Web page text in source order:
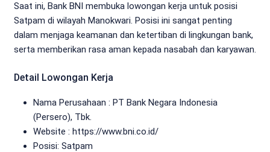
Saat ini, Bank BNI membuka lowongan kerja untuk posisi
Satpam di wilayah Manokwari. Posisi ini sangat penting
dalam menjaga keamanan dan ketertiban di lingkungan bank,
serta memberikan rasa aman kepada nasabah dan karyawan.
Detail Lowongan Kerja
Nama Perusahaan : PT Bank Negara Indonesia
(Persero), Tbk.
Website : https://www.bni.co.id/
Posisi: Satpam